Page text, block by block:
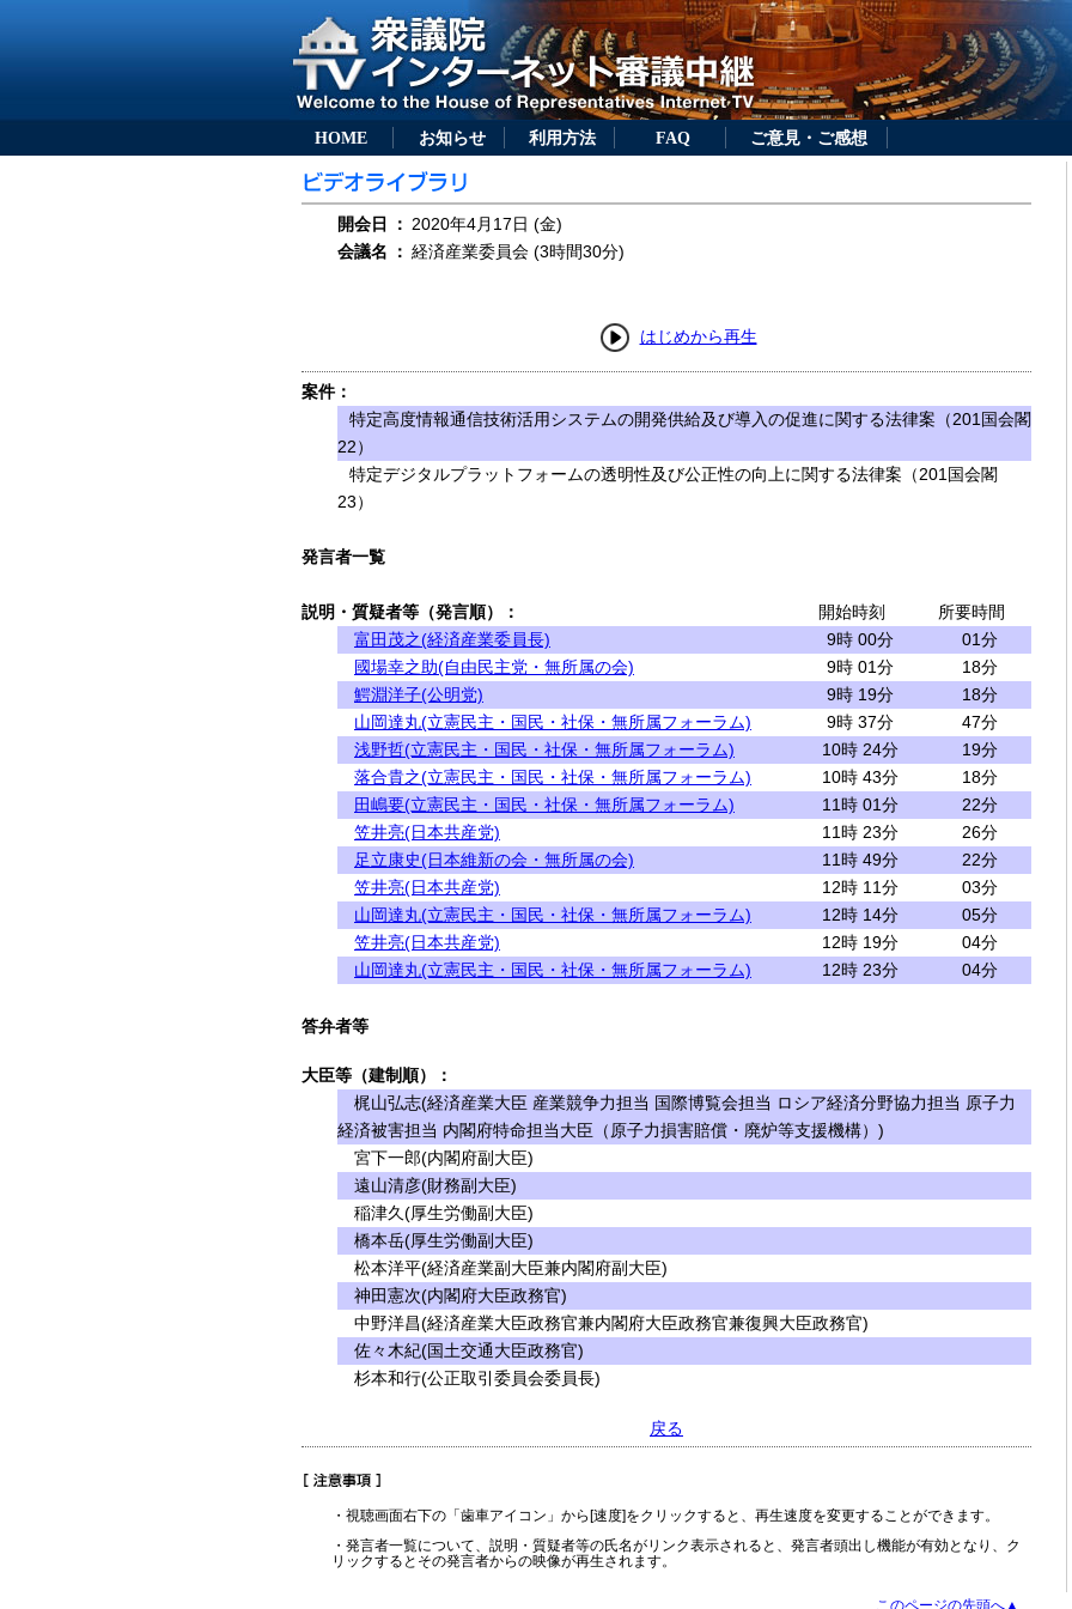
HOME お知らせ 利用方法 FAQ ご意見・ご感想
開会日 ： 2020年4月17日 (金)
会議名
： 経済産業委員会 (3時間30分)
はじめから再生
案件：
特定高度情報通信技術活用システムの開発供給及び導入の促進に関する法律案（201国会閣
22）
特定デジタルプラットフォームの透明性及び公正性の向上に関する法律案（201国会閣
23）
発言者一覧
説明・質疑者等（発言順）： 開始時刻
所要時間
富田茂之(経済産業委員長)
9時 00分
01分
國場幸之助(自由民主党・無所属の会)
9時 01分
18分
鰐淵洋子(公明党)
9時 19分
18分
山岡達丸(立憲民主・国民・社保・無所属フォーラム)
9時 37分
47分
浅野哲(立憲民主・国民・社保・無所属フォーラム)
10時 24分
19分
落合貴之(立憲民主・国民・社保・無所属フォーラム)
10時 43分
18分
田嶋要(立憲民主・国民・社保・無所属フォーラム)
11時 01分
22分
笠井亮(日本共産党)
11時 23分
26分
足立康史(日本維新の会・無所属の会)
11時 49分
22分
笠井亮(日本共産党)
12時 11分
03分
山岡達丸(立憲民主・国民・社保・無所属フォーラム)
12時 14分
05分
笠井亮(日本共産党)
12時 19分
04分
山岡達丸(立憲民主・国民・社保・無所属フォーラム)
12時 23分 04分
答弁者等
大臣等（建制順）：
梶山弘志(経済産業大臣 産業競争力担当 国際博覧会担当 ロシア経済分野協力担当 原子力
経済被害担当 内閣府特命担当大臣（原子力損害賠償・廃炉等支援機構）)
宮下一郎(内閣府副大臣)
遠山清彦(財務副大臣)
稲津久(厚生労働副大臣)
橋本岳(厚生労働副大臣)
松本洋平(経済産業副大臣兼内閣府副大臣)
神田憲次(内閣府大臣政務官)
中野洋昌(経済産業大臣政務官兼内閣府大臣政務官兼復興大臣政務官)
佐々木紀(国土交通大臣政務官)
杉本和行(公正取引委員会委員長)
戻る
・視聴画面右下の「歯車アイコン」から[速度]をクリックすると、再生速度を変更することができます。
・発言者一覧について、説明・質疑者等の氏名がリンク表示されると、発言者頭出し機能が有効となり、ク
リックするとその発言者からの映像が再生されます。
このページの先頭へ▲